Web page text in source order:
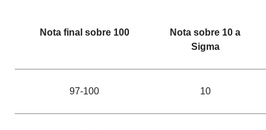
Nota final sobre 100
Nota sobre 10 a
Sigma
97-100 10